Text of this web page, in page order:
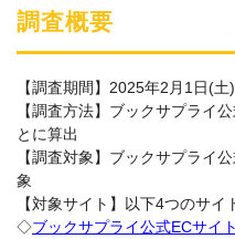
調査概要
【調査期間】2025年2月1日(
【調査方法】ブックサプライ
とに算出
【調査対象】ブックサプライ
象
【対象サイト】以下4つのサイ
◇ブックサプライ公式ECサイト